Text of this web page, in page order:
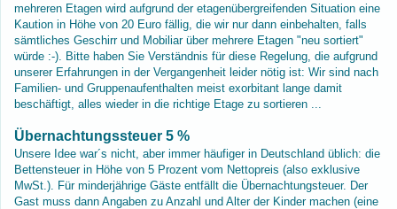
mehreren Etagen wird aufgrund der etagenübergreifenden Situation eine
Kaution in Höhe von 20 Euro fällig, die wir nur dann einbehalten, falls
sämtliches Geschirr und Mobiliar über mehrere Etagen "neu sortiert"
würde :-). Bitte haben Sie Verständnis für diese Regelung, die aufgrund
unserer Erfahrungen in der Vergangenheit leider nötig ist: Wir sind nach
Familien- und Gruppenaufenthalten meist exorbitant lange damit
beschäftigt, alles wieder in die richtige Etage zu sortieren ...
Übernachtungssteuer 5 %
Unsere Idee war´s nicht, aber immer häufiger in Deutschland üblich: die
Bettensteuer in Höhe von 5 Prozent vom Nettopreis (also exklusive
MwSt.). Für minderjährige Gäste entfällt die Übernachtungsteuer. Der
Gast muss dann Angaben zu Anzahl und Alter der Kinder machen (eine